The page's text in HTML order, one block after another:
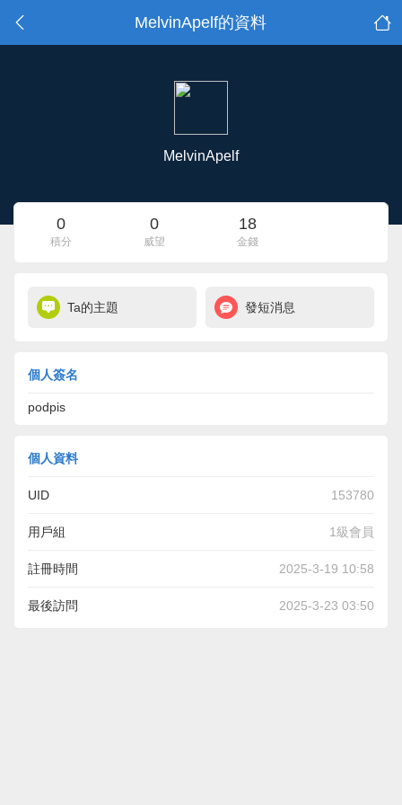
MelvinApelf的資料
MelvinApelf
0
積分
0
威望
18
金錢
Ta的主題 發短消息
個人簽名
podpis
個人資料
UID 153780
用戶組 1級會員
註冊時間 2025-3-19 10:58
最後訪問 2025-3-23 03:50